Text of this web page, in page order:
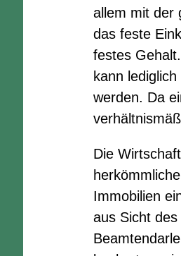
allem mit der
das feste
festes
kann
werden. Da
Die
Immobilien
aus Sicht